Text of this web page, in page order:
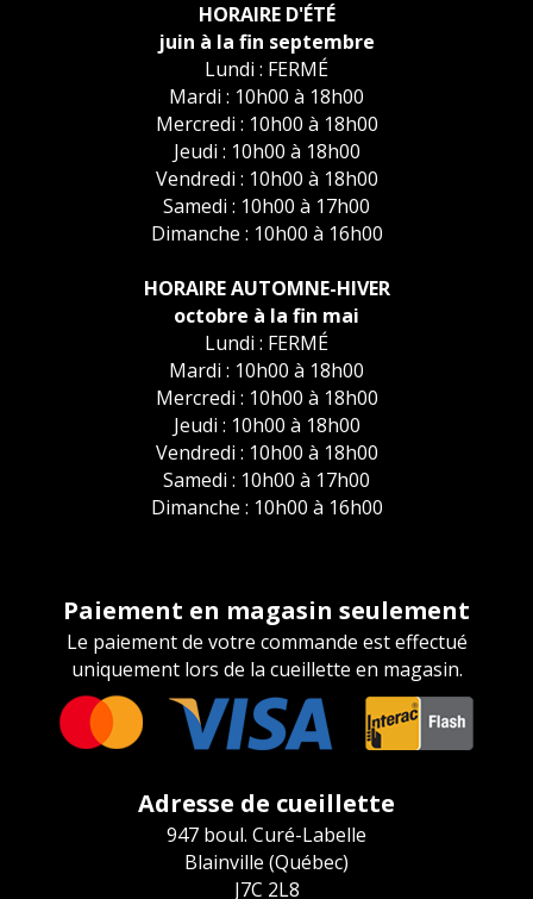
HORAIRE D'ÉTÉ
juin à la fin septembre
Lundi : FERMÉ
Mardi : 10h00 à 18h00
Mercredi : 10h00 à 18h00
Jeudi : 10h00 à 18h00
Vendredi : 10h00 à 18h00
Samedi : 10h00 à 17h00
Dimanche : 10h00 à 16h00
HORAIRE AUTOMNE-HIVER
octobre à la fin mai
Lundi : FERMÉ
Mardi : 10h00 à 18h00
Mercredi : 10h00 à 18h00
Jeudi : 10h00 à 18h00
Vendredi : 10h00 à 18h00
Samedi : 10h00 à 17h00
Dimanche : 10h00 à 16h00
Paiement en magasin seulement
Le paiement de votre commande est effectué
uniquement lors de la cueillette en magasin.
Adresse de cueillette
947 boul. Curé-Labelle
Blainville (Québec)
J7C 2L8